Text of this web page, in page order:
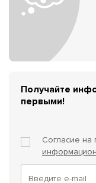
Получайте
первыми!
Согласие на